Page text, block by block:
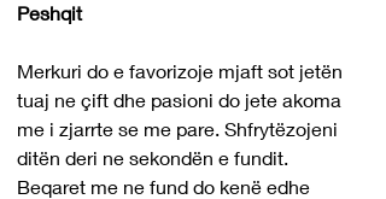
Peshqit
Merkuri do e favorizoje mjaft sot jetën
tuaj ne çift dhe pasioni do jete akoma
me i zjarrte se me pare. Shfrytëzojeni
ditën deri ne sekondën e fundit.
Beqaret me ne fund do kenë edhe